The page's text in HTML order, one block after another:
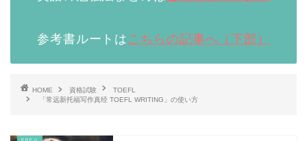
参考書ルートは こちらの記事へ（下部）
HOME 資格試験
TOEFL
「常远新托福写作真经 TOEFL WRITING」の使い方